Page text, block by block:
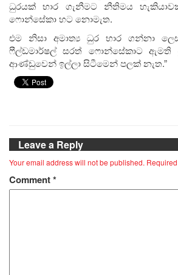
ධුරයක් භාර ගැනීමට නීතිමය
ෆොන්සේකා හට නොමැත.
එම නිසා අමාත්‍ය ධුර භාර ගන්නා
ෆීල්ඩමාර්ෂල් සරත් ෆොන්සේකාට ඇමති
ආණ්ඩුවෙන් ඉල්ලා සිටීමෙන් පලක් නැත.”
Leave a Reply
Your email address will not be published.
Comment*